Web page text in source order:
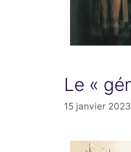
Le «
15 janvier 2023